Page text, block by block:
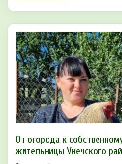
От огорода к
жительницы Унечского